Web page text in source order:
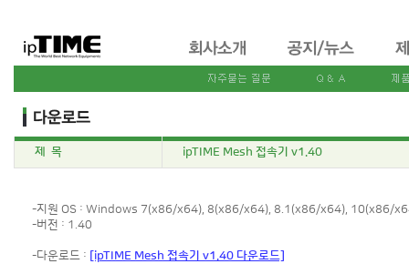
제 목 ipTIME Mesh 접속기 v1.40
-지원 OS : Windows 7(x86/x64), 8(x86/x64), 8.1(x86/x64), 10(x86/
-버전 : 1.40
-다운로드 : [ipTIME Mesh 접속기 v1.40 다운로드]